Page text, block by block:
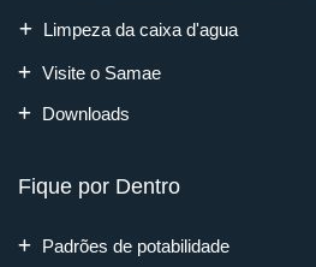
Limpeza da caixa d'agua
Visite o Samae
Downloads
Fique por Dentro
Padrões de potabilidade